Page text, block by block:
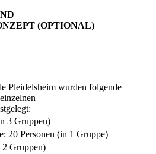
(OPTIONAL)
Pleidelsheim wurden folgende
3 Gruppen)
20 Personen (in 1 Gruppe)
2 Gruppen)